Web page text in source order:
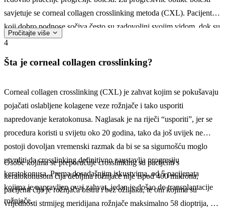
savjetuje se corneal collagen crosslinking metoda (CXL). Pacijenti
koji dobro podnose sočiva često su zadovoljni svojim vidom, dok su
pacijenti sa uznapredovanim stadijumom keratokonusa, oni koji
izraženim stanjenjem rožnjače kandidati za hirurško liječenje. Ako je
svoju providnost, tada je transplantacija rožnjače jedina metoda
izbora za ove bolesnike. Najbolje tehnike koje se koriste za
dijagnostiku i praćenje toka bolesti su OCT-optička koherentna
tomografija prednjeg dijela oka i Pentacam- kompjuterizovana
kornealna topografija.
Pročitajte više
4
Šta je corneal collagen crosslinking?
Corneal collagen crosslinking (CXL) je zahvat kojim se pokušavaju
pojačati oslabljene kolagene veze rožnjače i tako usporiti
napredovanje keratokonusa. Naglasak je na riječi “usporiti”, jer se
procedura koristi u svijetu oko 20 godina, tako da još uvijek ne
postoji dovoljan vremenski razmak da bi se sa sigurnošću moglo
utvrditi da crosslinking definitivno zaustavlja progresiju
keratokonusa. Prema dosadašnjim iskustvima, od 5 pacijenata
kojima je napravljen ovaj zahvat, jedan je došao do transplantacije
rožnjače.
Osobe kojima se preporučuje crosslinking su pacijenti s
keratokonusom čija debljina rožnjače nije ispod 400 mikrona,
pacijenti čija je rožnjača bistra i bez ožiljaka, te oni kojima su
vrijednosti strmijeg meridijana rožnjače maksimalno 58 dioptrija, a